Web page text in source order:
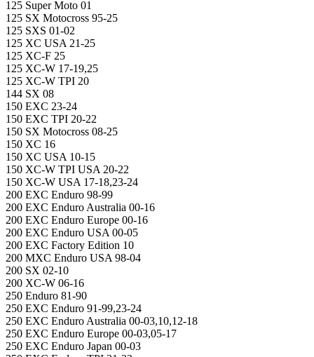
125 Super Moto 01
125 SX Motocross 95-25
125 SXS 01-02
125 XC USA 21-25
125 XC-F 25
125 XC-W 17-19,25
125 XC-W TPI 20
144 SX 08
150 EXC 23-24
150 EXC TPI 20-22
150 SX Motocross 08-25
150 XC 16
150 XC USA 10-15
150 XC-W TPI USA 20-22
150 XC-W USA 17-18,23-24
200 EXC Enduro 98-99
200 EXC Enduro Australia 00-16
200 EXC Enduro Europe 00-16
200 EXC Enduro USA 00-05
200 EXC Factory Edition 10
200 MXC Enduro USA 98-04
200 SX 02-10
200 XC-W 06-16
250 Enduro 81-90
250 EXC Enduro 91-99,23-24
250 EXC Enduro Australia 00-03,10,12-18
250 EXC Enduro Europe 00-03,05-17
250 EXC Enduro Japan 00-03